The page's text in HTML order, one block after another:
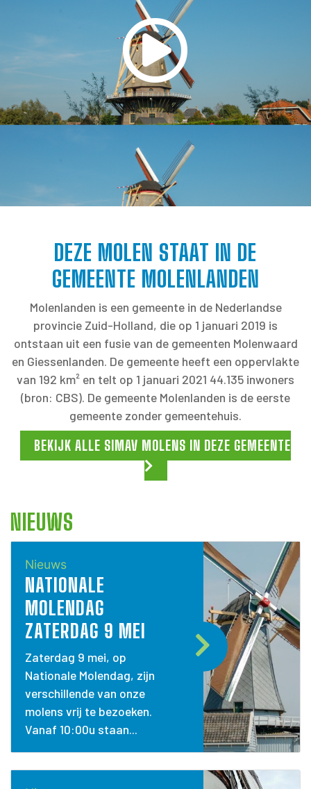
DEZE MOLEN STAAT IN DE
GEMEENTE MOLENLANDEN
Molenlanden is een gemeente in de Nederlandse
provincie Zuid-Holland, die op 1 januari 2019 is
ontstaan uit een fusie van de gemeenten Molenwaard
en Giessenlanden. De gemeente heeft een oppervlakte
van 192 km² en telt op 1 januari 2021 44.135 inwoners
(bron: CBS). De gemeente Molenlanden is de eerste
gemeente zonder gemeentehuis.
BEKIJK ALLE SIMAV MOLENS IN DEZE GEMEENTE
NIEUWS
Nieuws
NATIONALE
MOLENDAG
ZATERDAG 9 MEI
Zaterdag 9 mei, op
Nationale Molendag, zijn
verschillende van onze
molens vrij te bezoeken.
Vanaf 10:00u staan...